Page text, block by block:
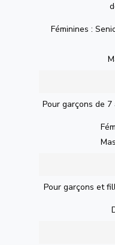
Féminines :
Pour garçons de
Pour garçons et